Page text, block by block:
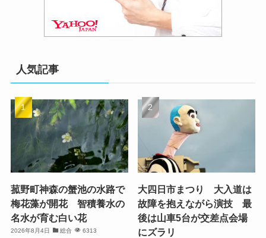
人気記事
菰野町神森の蟹池の水路で
梅花藻が開花 智積養水の
名水が育む白い花
2026年8月4日 総合 6313
大四日市まつり 大入道は
故障を抱えながら演技 最
後は山車5台が交差点会場
にズラリ